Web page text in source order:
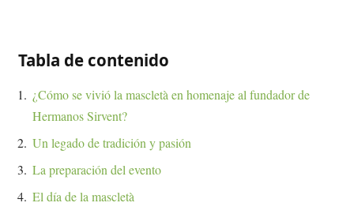
Tabla de contenido
¿Cómo se vivió la mascletà en homenaje al fundador de
Hermanos Sirvent?
Un legado de tradición y pasión
La preparación del evento
El día de la mascletà